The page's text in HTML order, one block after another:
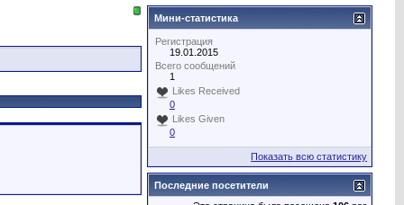
Мини-статистика
Регистрация
19.01.2015
Всего сообщений
1
Likes Received
0
Likes Given
0
Показать всю статистику
Последние посетители